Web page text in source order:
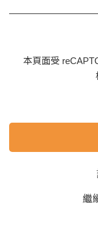
本頁面受
繼